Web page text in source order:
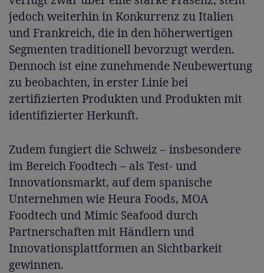
jedoch weiterhin in Konkurrenz zu Italien
und Frankreich, die in den höherwertigen
Segmenten traditionell bevorzugt werden.
Dennoch ist eine zunehmende Neubewertung
zu beobachten, in erster Linie bei
zertifizierten Produkten und Produkten mit
identifizierter Herkunft.
Zudem fungiert die Schweiz – insbesondere
im Bereich Foodtech – als Test- und
Innovationsmarkt, auf dem spanische
Unternehmen wie Heura Foods, MOA
Foodtech und Mimic Seafood durch
Partnerschaften mit Händlern und
Innovationsplattformen an Sichtbarkeit
gewinnen.